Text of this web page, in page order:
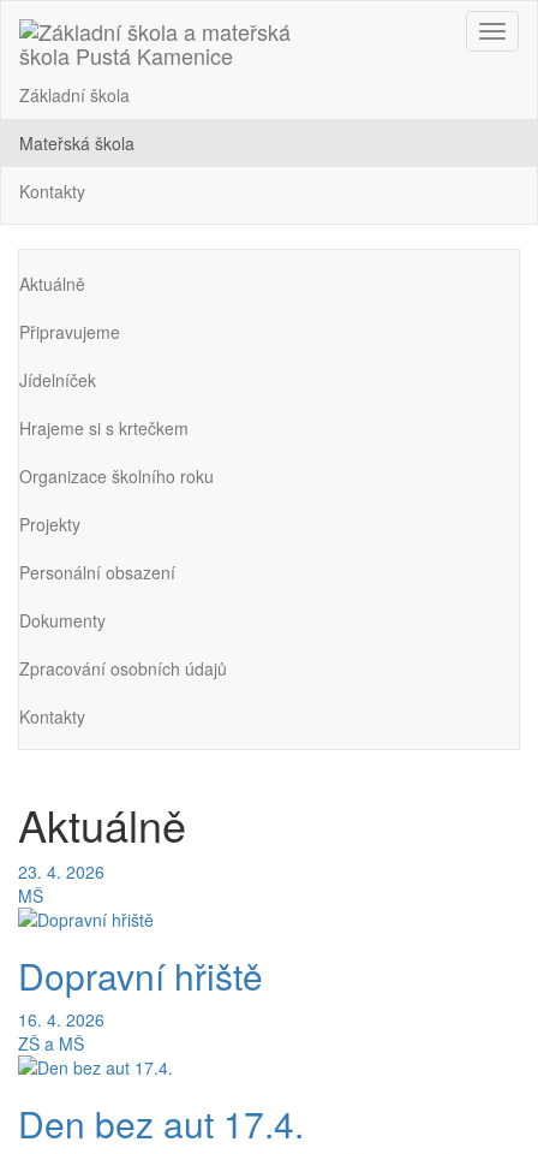
Základní škola
Mateřská škola
Kontakty
Aktuálně
Připravujeme
Jídelníček
Hrajeme si s krtečkem
Organizace školního roku
Projekty
Personální obsazení
Dokumenty
Zpracování osobních údajů
Kontakty
Aktuálně
23. 4. 2026
MŠ
Dopravní hřiště
16. 4. 2026
ZŠ a MŠ
Den bez aut 17.4.